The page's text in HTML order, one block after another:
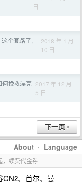
日
个套路了，
2018 年 1 月
10 日
何挽救漂亮 2017 年 12 月
5 日
About · Language
，续费代金券
CN2、首尔、曼